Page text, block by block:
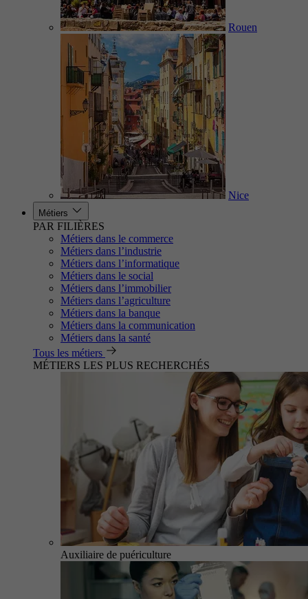
Rouen
Nice
Métiers
PAR FILIÈRES
Métiers dans le commerce
Métiers dans l’industrie
Métiers dans l’informatique
Métiers dans le social
Métiers dans l’immobilier
Métiers dans l’agriculture
Métiers dans la banque
Métiers dans la communication
Métiers dans la santé
Tous les métiers
MÉTIERS LES PLUS RECHERCHÉS
Auxiliaire de puériculture